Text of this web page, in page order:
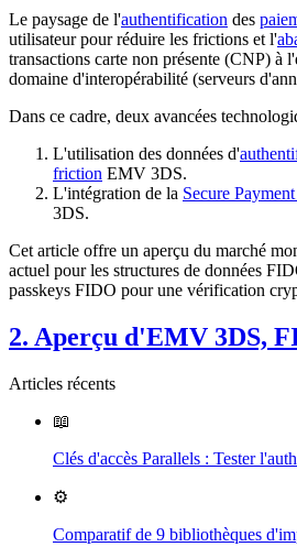
Le paysage de l'authentification des
utilisateur pour réduire les frictions et l'
transactions carte non présente (CNP) à
domaine d'interopérabilité (serveurs
Dans ce cadre, deux avancées
L'utilisation des données d'
friction EMV 3DS.
L'intégration de la Secure
3DS.
Cet article offre un aperçu du marché
actuel pour les structures de données
passkeys FIDO pour une vérification
2. Aperçu d'EMV 3DS,
Articles récents
📖
Clés d'accès Parallels : Tester
⚙️
Comparatif de 9 bibliothèques